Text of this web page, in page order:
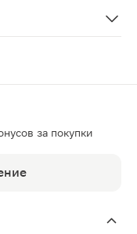
за покупки